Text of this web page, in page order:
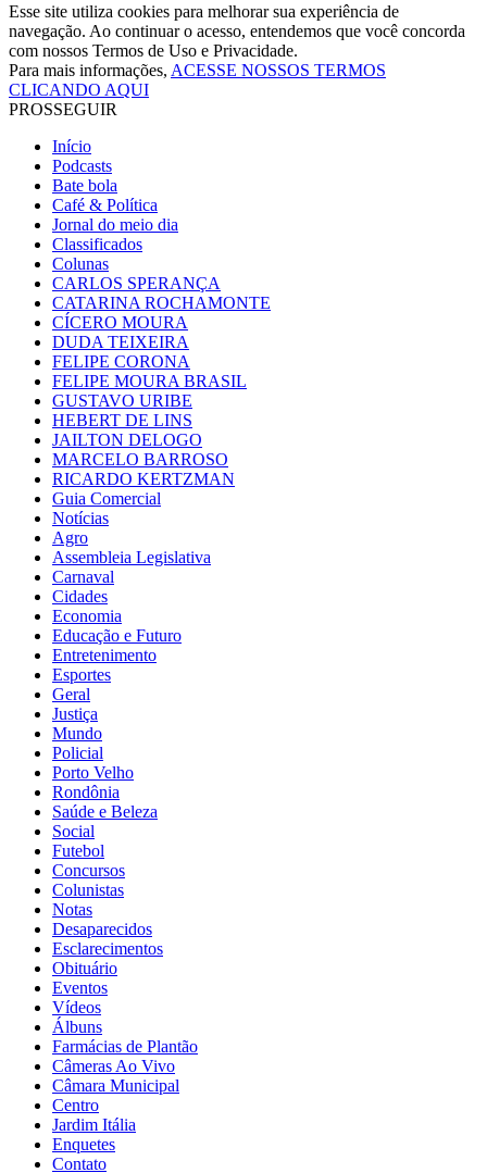
Esse site utiliza cookies para melhorar sua experiência de
navegação. Ao continuar o acesso, entendemos que você concorda
com nossos Termos de Uso e Privacidade.
Para mais informações, ACESSE NOSSOS TERMOS
CLICANDO AQUI
PROSSEGUIR
Início
Podcasts
Bate bola
Café & Política
Jornal do meio dia
Classificados
Colunas
CARLOS SPERANÇA
CATARINA ROCHAMONTE
CÍCERO MOURA
DUDA TEIXEIRA
FELIPE CORONA
FELIPE MOURA BRASIL
GUSTAVO URIBE
HEBERT DE LINS
JAILTON DELOGO
MARCELO BARROSO
RICARDO KERTZMAN
Guia Comercial
Notícias
Agro
Assembleia Legislativa
Carnaval
Cidades
Economia
Educação e Futuro
Entretenimento
Esportes
Geral
Justiça
Mundo
Policial
Porto Velho
Rondônia
Saúde e Beleza
Social
Futebol
Concursos
Colunistas
Notas
Desaparecidos
Esclarecimentos
Obituário
Eventos
Vídeos
Álbuns
Farmácias de Plantão
Câmeras Ao Vivo
Câmara Municipal
Centro
Jardim Itália
Enquetes
Contato